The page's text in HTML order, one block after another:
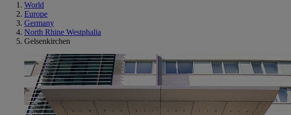
World
Europe
Germany
North Rhine Westphalia
Gelsenkirchen